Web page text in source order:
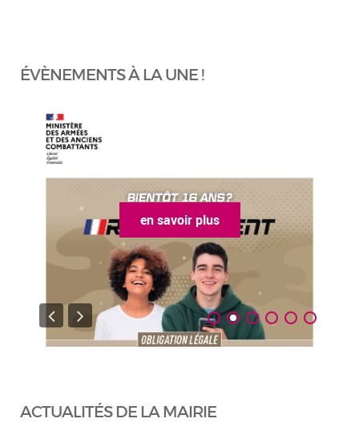
ÉVÈNEMENTS À LA UNE !
en savoir plus
ACTUALITÉS DE LA MAIRIE